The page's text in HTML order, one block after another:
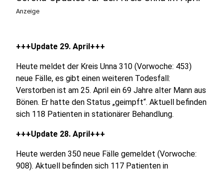
Anzeige
+++Update 29. April+++
Heute meldet der Kreis Unna 310 (Vorwoche: 453)
neue Fälle, es gibt einen weiteren Todesfall:
Verstorben ist am 25. April ein 69 Jahre alter Mann aus
Bönen. Er hatte den Status „geimpft“. Aktuell befinden
sich 118 Patienten in stationärer Behandlung.
+++Update 28. April+++
Heute werden 350 neue Fälle gemeldet (Vorwoche:
908). Aktuell befinden sich 117 Patienten in